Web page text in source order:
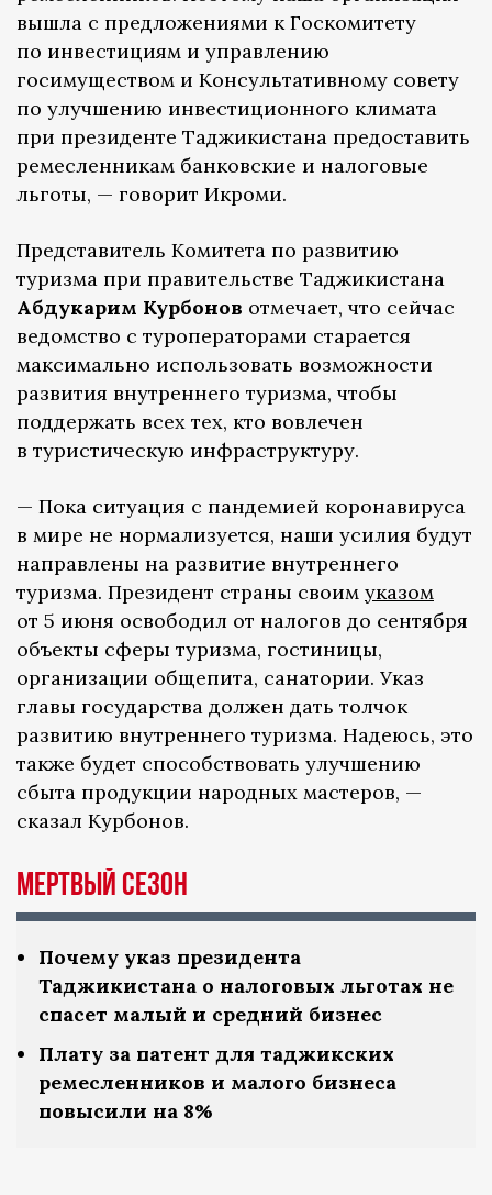
вышла с предложениями к Госкомитету
по инвестициям и управлению
госимуществом и Консультативному совету
по улучшению инвестиционного климата
при президенте Таджикистана предоставить
ремесленникам банковские и налоговые
льготы, — говорит Икроми.
Представитель Комитета по развитию
туризма при правительстве Таджикистана
Абдукарим Курбонов отмечает, что сейчас
ведомство с туроператорами старается
максимально использовать возможности
развития внутреннего туризма, чтобы
поддержать всех тех, кто вовлечен
в туристическую инфраструктуру.
— Пока ситуация с пандемией коронавируса
в мире не нормализуется, наши усилия будут
направлены на развитие внутреннего
туризма. Президент страны своим указом
от 5 июня освободил от налогов до сентября
объекты сферы туризма, гостиницы,
организации общепита, санатории. Указ
главы государства должен дать толчок
развитию внутреннего туризма. Надеюсь, это
также будет способствовать улучшению
сбыта продукции народных мастеров, —
сказал Курбонов.
Мертвый сезон
Почему указ президента
Таджикистана о налоговых льготах не
спасет малый и средний бизнес
Плату за патент для таджикских
ремесленников и малого бизнеса
повысили на 8%